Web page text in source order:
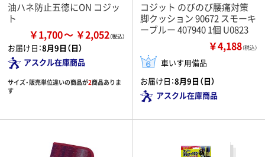
油ハネ防止五徳にON コジッ
ト
￥1,700 ￥2,052
お届け日：8月9日（日）
アスクル在庫商品
サイズ・販売単位違いの商品が2商品ありま
す
コジット のびのび腰痛対策
脚クッション 90672 スモーキ
ーブルー 407940 1個 U0823
￥4,188（税込）
車いす用備品
お届け日：8月9日（日）
アスクル在庫商品